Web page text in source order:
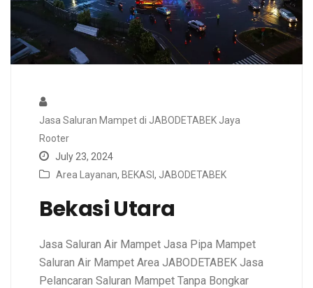
Jasa Saluran Mampet di JABODETABEK Jaya
Rooter
July 23, 2024
Area Layanan, BEKASI , JABODETABEK
Bekasi Utara
Jasa Saluran Air Mampet Jasa Pipa Mampet
Saluran Air Mampet Area JABODETABEK Jasa
Pelancaran Saluran Mampet Tanpa Bongkar